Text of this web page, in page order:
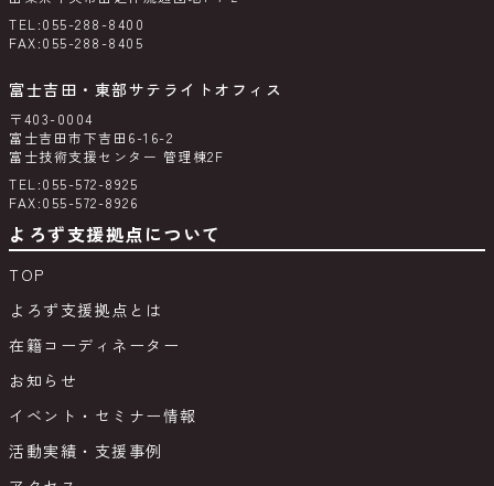
TEL:055-288-8400
FAX:055-288-8405
富士吉田・東部サテライトオフィス
〒403-0004
富士吉田市下吉田6-16-2
富士技術支援センター 管理棟2F
TEL:055-572-8925
FAX:055-572-8926
よろず支援拠点について
TOP
よろず支援拠点とは
在籍コーディネーター
お知らせ
イベント・セミナー情報
活動実績・支援事例